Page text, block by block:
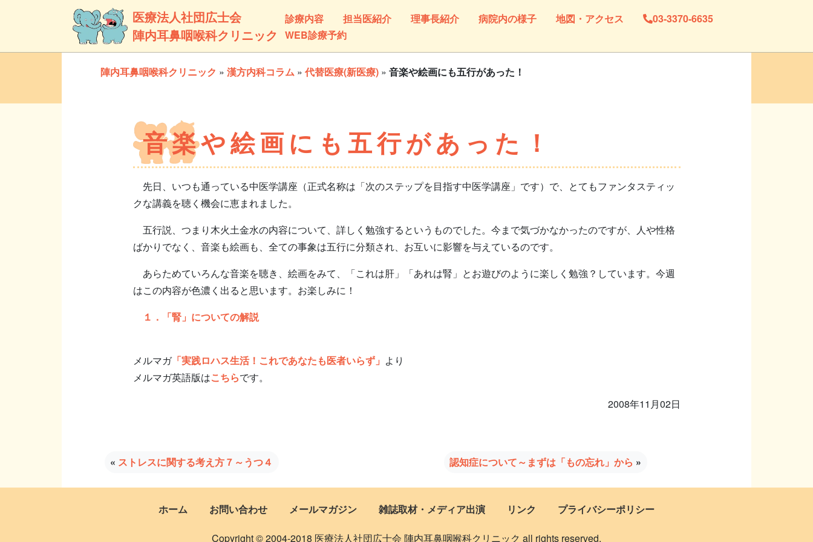
医療法人社団広士会
陣内耳鼻咽喉科クリニック
診療内容 担当医紹介 理事長紹介 病院内の様子 地図・アクセス
03-3370-6635
WEB診療予約
陣内耳鼻咽喉科クリニック » 漢方内科コラム » 代替医療(新医療) » 音楽や絵画にも五行があった！
音楽や絵画にも五行があった！
先日、いつも通っている中医学講座（正式名称は「次のステップを目指す中医学講座」です）で、とてもファンタスティッ
クな講義を聴く機会に恵まれました。
五行説、つまり木火土金水の内容について、詳しく勉強するというものでした。今まで気づかなかったのですが、人や性格
ばかりでなく、音楽も絵画も、全ての事象は五行に分類され、お互いに影響を与えているのです。
あらためていろんな音楽を聴き、絵画をみて、「これは肝」「あれは腎」とお遊びのように楽しく勉強？しています。今週
はこの内容が色濃く出ると思います。お楽しみに！
１．「腎」についての解説
メルマガ「実践ロハス生活！これであなたも医者いらず」 より
メルマガ英語版はこちらです。
2008年11月02日
« ストレスに関する考え方７～うつ４ 認知症について～まずは「もの忘れ」から »
ホーム お問い合わせ メールマガジン 雑誌取材・メディア出演 リンク プライバシーポリシー
Copyright © 2004-2018 医療法人社団広士会 陣内耳鼻咽喉科クリニック all rights reserved.